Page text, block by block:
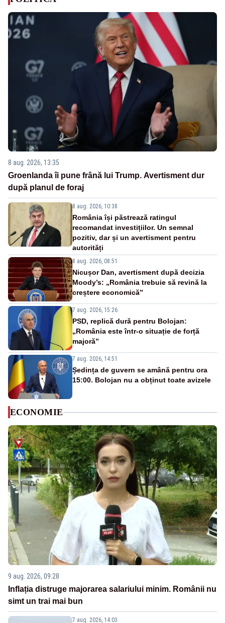
8 aug. 2026, 13:35
Groenlanda îi pune frână lui Trump. Avertisment dur
după planul de foraj
8 aug. 2026, 10:38
România își păstrează ratingul
recomandat investițiilor. Un semnal
pozitiv, dar și un avertisment pentru
autorități
8 aug. 2026, 08:51
Nicușor Dan, avertisment după decizia
Moody’s: „România trebuie să revină la
creștere economică”
7 aug. 2026, 15:26
PSD, replică dură pentru Bolojan:
„România este într-o situație de forță
majoră”
7 aug. 2026, 14:51
Ședința de guvern se amână pentru ora
15:00. Bolojan nu a obținut toate avizele
ECONOMIE
9 aug. 2026, 09:28
Inflația distruge majorarea salariului minim. Românii nu
simt un trai mai bun
7 aug. 2026, 14:03